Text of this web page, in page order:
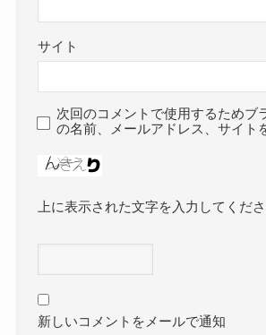
サイト
次回のコメントで使用するためブ
の名前、メールアドレス、サイト
上に表示された文字を入力してくださ
新しいコメントをメールで通知